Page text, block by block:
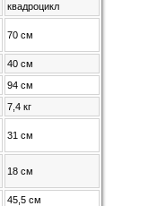
квадроцикл
70 см
40 см
94 см
7,4 кг
31 см
18 см
45,5 см